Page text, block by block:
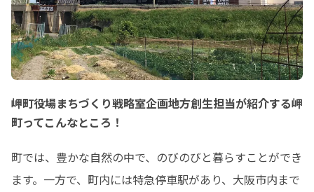
岬町役場まちづくり戦略室企画地方創生担当が紹介する岬
町ってこんなところ！
町では、豊かな自然の中で、のびのびと暮らすことができ
ます。一方で、町内には特急停車駅があり、大阪市内まで